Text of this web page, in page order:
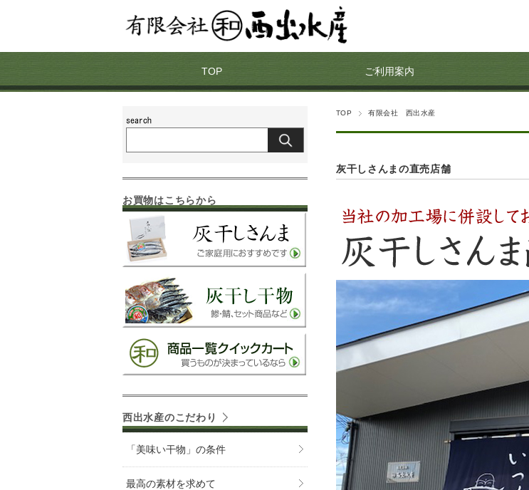
TOP ご利用案内
TOP 有限会社 西出水産
灰干しさんまの直売店舗
お買物はこちらから
西出水産のこだわり
「美味い干物」の条件
最高の素材を求めて